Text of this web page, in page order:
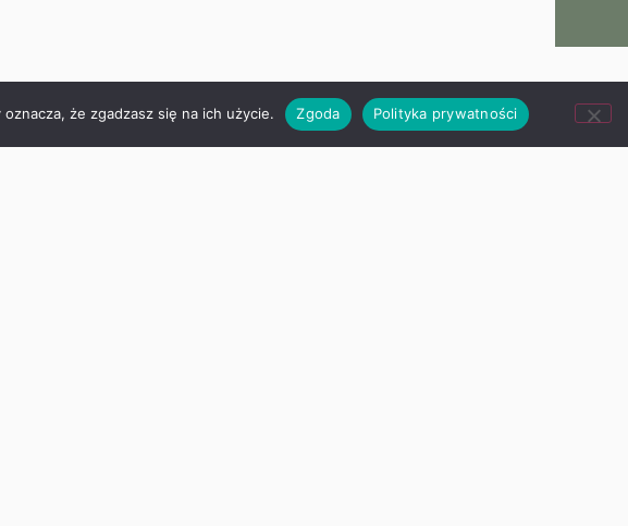
że zgadzasz się na ich użycie. Zgoda Polityka prywatności